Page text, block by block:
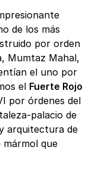
de los más
por orden
Mumtaz Mahal,
el uno por
el Fuerte Rojo
por órdenes del
palacio de
arquitectura de
mármol que